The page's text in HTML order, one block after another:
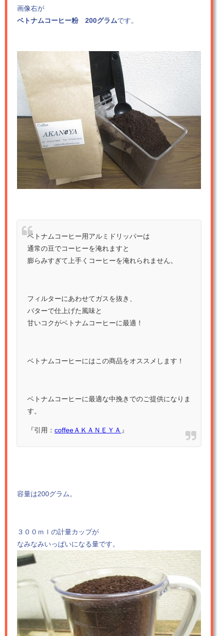
画像右が
ベトナムコーヒー粉 200グラムです。
ベトナムコーヒー用アルミドリッパーは
通常の豆でコーヒーを淹れますと
膨らみすぎて上手くコーヒーを淹れられません。
フィルターにあわせてガスを抜き、
バターで仕上げた風味と
甘いコクがベトナムコーヒーに最適！
ベトナムコーヒーにはこの商品をオススメします！
ベトナムコーヒーに最適な中挽きでのご提供になりま
す。
『引用： coffeeＡＫＡＮＥＹＡ 』
容量は200グラム。
３００ｍｌの計量カップが
なみなみいっぱいになる量です。